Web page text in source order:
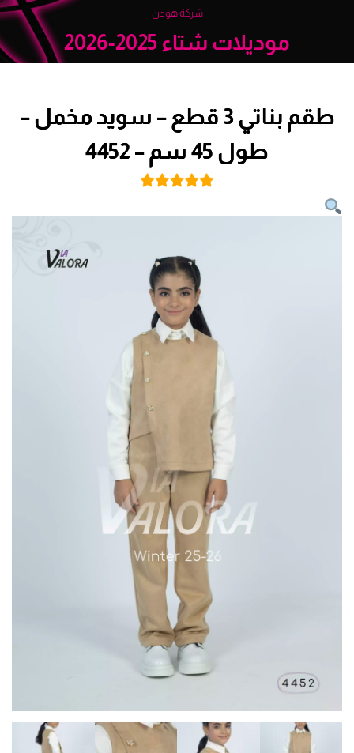
شركة هودن
موديلات شتاء 2025-2026
طقم بناتي 3 قطع – سويد مخمل –
طول 45 سم – 4452